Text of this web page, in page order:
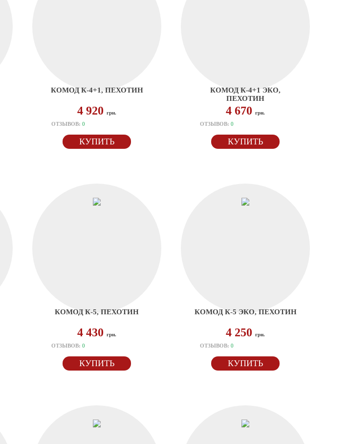
КОМОД К-4+1, ПЕХОТИН
4 920 грн.
ОТЗЫВОВ: 0
КУПИТЬ
КОМОД К-4+1 ЭКО,
ПЕХОТИН
4 670 грн.
ОТЗЫВОВ: 0
КУПИТЬ
КОМОД К-5, ПЕХОТИН
4 430 грн.
ОТЗЫВОВ: 0
КУПИТЬ
КОМОД К-5 ЭКО, ПЕХОТИН
4 250 грн.
ОТЗЫВОВ: 0
КУПИТЬ